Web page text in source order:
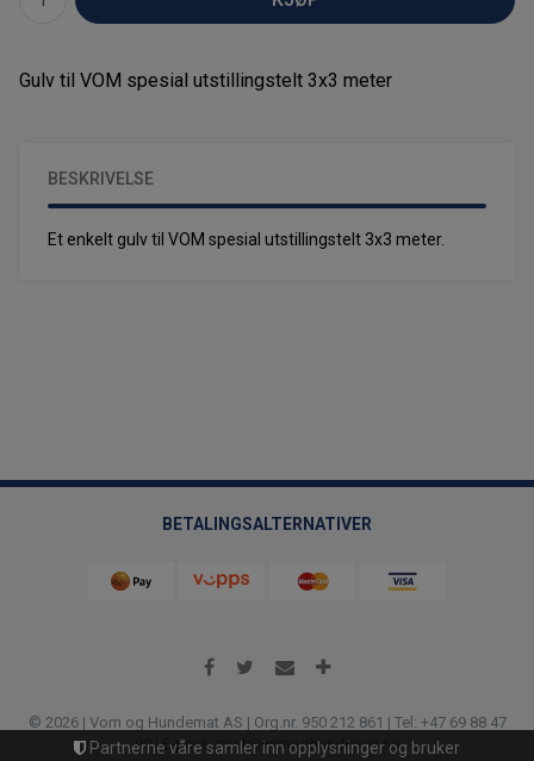
Partnerne våre samler inn opplysninger og bruker
Gulv til VOM spesial utstillingstelt 3x3 meter
BESKRIVELSE
Et enkelt gulv til VOM spesial utstillingstelt 3x3 meter.
BETALINGSALTERNATIVER
© 2026 | Vom og Hundemat AS | Org.nr. 950 212 861 | Tel: +47 69 88 47
99 | E-post: post@vomoghundemat.no